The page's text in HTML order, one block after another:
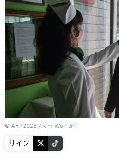
© AFP 2023 / Kim Won Jin
サイン